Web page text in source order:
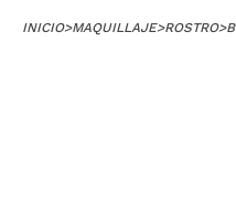
INICIO>MAQUILLAJE>ROSTRO>